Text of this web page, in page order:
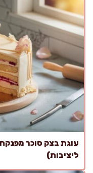
עוגת בצק סוכר
ליציבות)